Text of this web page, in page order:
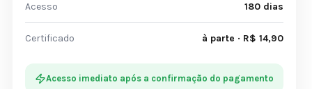
Acesso 180 dias
Certificado à parte · R$ 14,90
Acesso imediato após a confirmação do pagamento